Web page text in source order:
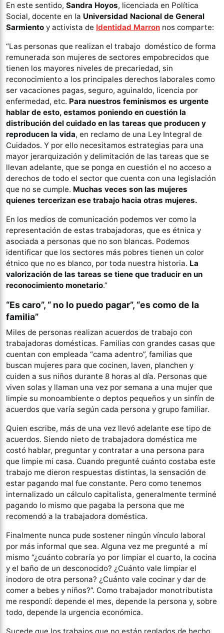
En este sentido, Sandra Hoyos, licenciada en Política
Social, docente en la Universidad Nacional de General
Sarmiento y activista de Identidad Marron nos comparte:
“Las personas que realizan el trabajo doméstico de forma
remunerada son mujeres de sectores empobrecidos que
tienen los mayores niveles de precariedad, sin
reconocimiento a los principales derechos laborales como
ser vacaciones pagas, seguro, aguinaldo, licencia por
enfermedad, etc. Para nuestros feminismos es urgente
hablar de esto, estamos poniendo en cuestión la
distribución del cuidado en las tareas que producen y
reproducen la vida, en reclamo de una Ley Integral de
Cuidados. Y por ello necesitamos estrategias para una
mayor jerarquización y delimitación de las tareas que se
llevan adelante, que se ponga en cuestión el no acceso a
derechos de todo el sector que cuenta con una legislación
que no se cumple. Muchas veces son las mujeres
quienes tercerizan ese trabajo hacia otras mujeres.
En los medios de comunicación podemos ver como la
representación de estas trabajadoras, que es étnica y
asociada a personas que no son blancas. Podemos
identificar que los sectores más pobres tienen un color
étnico que no es blanco, por toda nuestra historia. La
valorización de las tareas se tiene que traducir en un
reconocimiento monetario.”
“Es caro”, “ no lo puedo pagar”, “es como de la
familia”
Miles de personas realizan acuerdos de trabajo con
trabajadoras domésticas. Familias con grandes casas que
cuentan con empleada “cama adentro”, familias que
buscan mujeres para que cocinen, laven, planchen y
cuiden a sus niños durante 8 horas al día. Personas que
viven solas y llaman una vez por semana a una mujer que
limpie su monoambiente o deptos pequeños y un sinfín de
acuerdos que varía según cada persona y grupo familiar.
Quien escribe, más de una vez llevó adelante ese tipo de
acuerdos. Siendo nieto de trabajadora doméstica me
costó hablar, preguntar y contratar a una persona para
que limpie mi casa. Cuando pregunté cuánto costaba este
trabajo me dieron respuestas distintas, la sensación de
estar pagando mal fue constante. Pero como tenemos
internalizado un cálculo capitalista, generalmente terminé
pagando lo mismo que pagaba la persona que me
recomendó a la trabajadora doméstica.
Finalmente nunca pude sostener ningún vínculo laboral
por más informal que sea. Alguna vez me pregunté a mí
mismo “¿cuánto cobraría yo por limpiar el cuarto, la cocina
y el baño de un desconocido? ¿Cuánto vale limpiar el
inodoro de otra persona? ¿Cuánto vale cocinar y dar de
comer a bebes y niños?”. Como trabajador monotributista
me respondí: depende el mes, depende la persona y, sobre
todo, depende la urgencia económica.